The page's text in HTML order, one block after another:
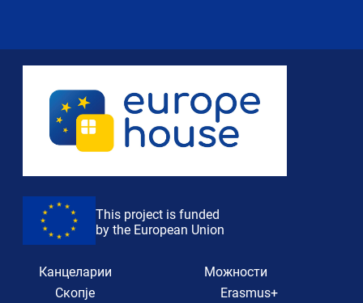
This project is funded
by the European Union
Канцеларии
Скопје
Можности
Erasmus+